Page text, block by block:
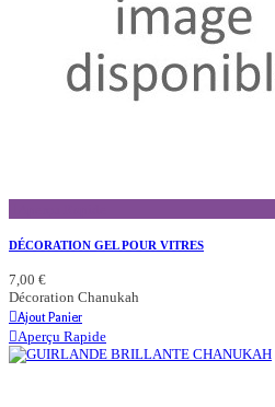
DÉCORATION GEL POUR VITRES
7,00 €
Décoration Chanukah
Ajout Panier
Aperçu Rapide